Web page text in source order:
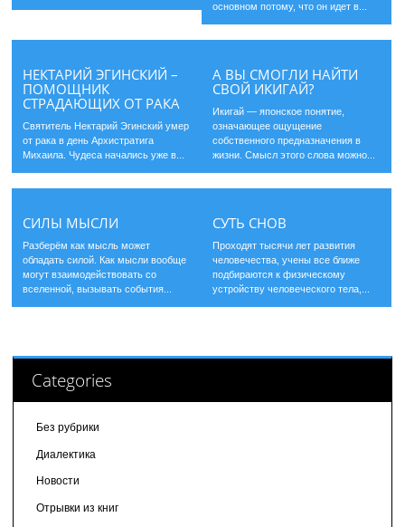
основном потому, что он идет в...
НЕКТАРИЙ ЭГИНСКИЙ –
ПОМОЩНИК
СТРАДАЮЩИХ ОТ РАКА
Святитель Нектарий Эгинский умер
от рака в день Архистратига
Михаила. Чудеса начались уже в...
А ВЫ СМОГЛИ НАЙТИ
СВОЙ ИКИГАЙ?
Икигай — японское понятие,
означающее ощущение
собственного предназначения в
жизни. Смысл этого слова можно...
СИЛЫ МЫСЛИ
Разберём как мысль может
обладать силой. Как мысли вообще
могут взаимодействовать со
вселенной, вызывать события...
СУТЬ СНОВ
Проходят тысячи лет развития
человечества, учены все ближе
подбираются к физическому
устройству человеческого тела,...
Categories
Без рубрики
Диалектика
Новости
Отрывки из книг